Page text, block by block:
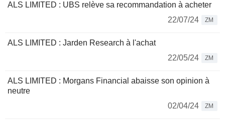
ALS LIMITED : UBS relève sa recommandation à acheter
22/07/24
ZM
ALS LIMITED : Jarden Research à l'achat
22/05/24
ZM
ALS LIMITED : Morgans Financial abaisse son opinion à
neutre
02/04/24
ZM